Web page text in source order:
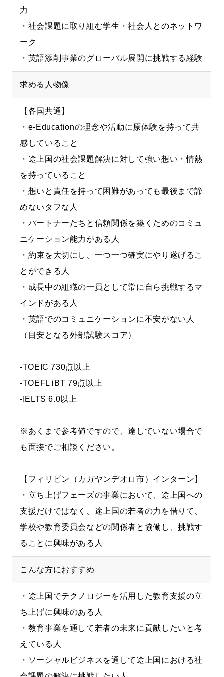
力
・社会課題に取り組む学生・社会人とのネットワ
ーク
・英語添削事業のグローバル展開に挑戦する経験
求める人物像
【各国共通】
・e-Educationの理念や活動に原体験を持って共
感していること
・途上国の社会課題解決に対して強い想い・情熱
を持っていること
・想いと責任を持って困難があっても最後まで諦
めないタフな人
・パートナーたちと信頼関係を築くためのコミュ
ニケーション能力がある人
・約束を大切にし、一つ一つ確実にやり遂げるこ
とができる人
・成長中の組織の一員として常に自ら挑戦するマ
インドがある人
・英語でのコミュニケーションに不安がない人
（目安となる外部試験スコア）
-TOEIC 730点以上
-TOEFL iBT 79点以上
-IELTS 6.0以上
※あくまで参考値ですので、達していない場合で
も面接でご相談ください。
【フィリピン（カガヤンデオロ市）インターン】
・立ち上げフェーズの事業において、途上国への
支援だけではなく、途上国の若者の力を借りて、
学校や教育委員会などの関係者と協働し、挑戦す
ることに興味がある人
こんな方におすすめ
・途上国でテクノロジーを活用した教育支援の立
ち上げに興味のある人
・教育事業を通して若者の未来に貢献したいと考
えている人
・ソーシャルビジネスを通して途上国における社